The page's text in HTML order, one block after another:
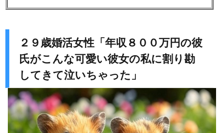
２９歳婚活女性「年収８００万円の彼
氏がこんな可愛い彼女の私に割り勘
してきて泣いちゃった」